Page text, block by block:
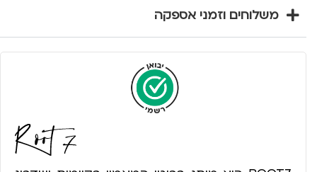
משלוחים וזמני אספקה